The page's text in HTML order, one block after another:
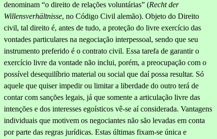
denominam “o direito de relações voluntárias” (Recht der
Willensverhältnisse, no Código Civil alemão). Objeto do Direito
civil, tal direito é, antes de tudo, a proteção do livre exercício das
von­tades particulares na negociação interpessoal, sendo que seu
instru­mento preferido é o contrato civil. Essa tarefa de garantir o
exer­cício livre da vontade não inclui, porém, a preocupação com o
possí­vel desequilíbrio material ou social que daí possa resultar. Só
aque­le que quiser impedir ou limitar a liberdade do outro terá de
contar com sanções legais, já que somente a articulação livre das
intenções e dos interesses egoísticos vê-se aí considerada. Vantagens
indivi­duais que motivem os negociantes não são levadas em conta
por parte das regras jurídicas. Estas últimas fixam-se única e